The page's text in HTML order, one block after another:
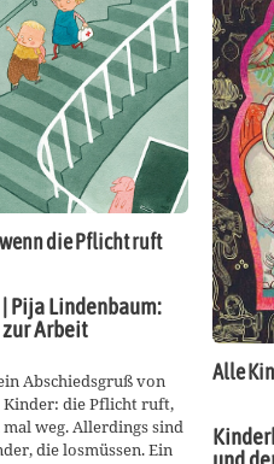
die Pflicht ruft
Pija Lindenbaum:
Arbeit
Abschiedsgruß von
die Pflicht ruft,
weg. Allerdings sind
die losmüssen. Ein
Alle